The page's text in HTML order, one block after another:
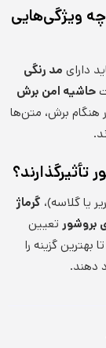
ویژگی‌هایی
دارای مد رنگی
حاشیه امن برش
در هنگام برش، متن‌ها
یا گلاسه)، گرماژ
بروشور تعیین
بهترین گزینه را
دهند.